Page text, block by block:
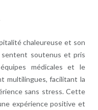
chaleureuse et son
sentent soutenus et pris
médicales et le
multilingues, facilitant la
sans stress. Cette
expérience positive et